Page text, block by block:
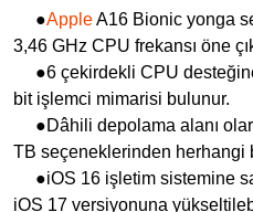
●AppleA16 Bionic yonga
3,46 GHz CPU frekansı öne
●6 çekirdekli CPU
bit işlemci mimarisi bulunur.
●Dâhili depolama alanı
TB seçeneklerinden herhangi
●iOS 16 işletim sistemine
iOS 17 versiyonuna